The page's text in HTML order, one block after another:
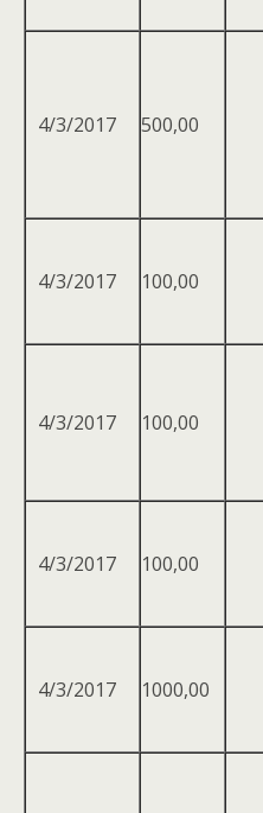
4/3/2017 500,00
4/3/2017 100,00
4/3/2017 100,00
4/3/2017 100,00
4/3/2017 1000,00